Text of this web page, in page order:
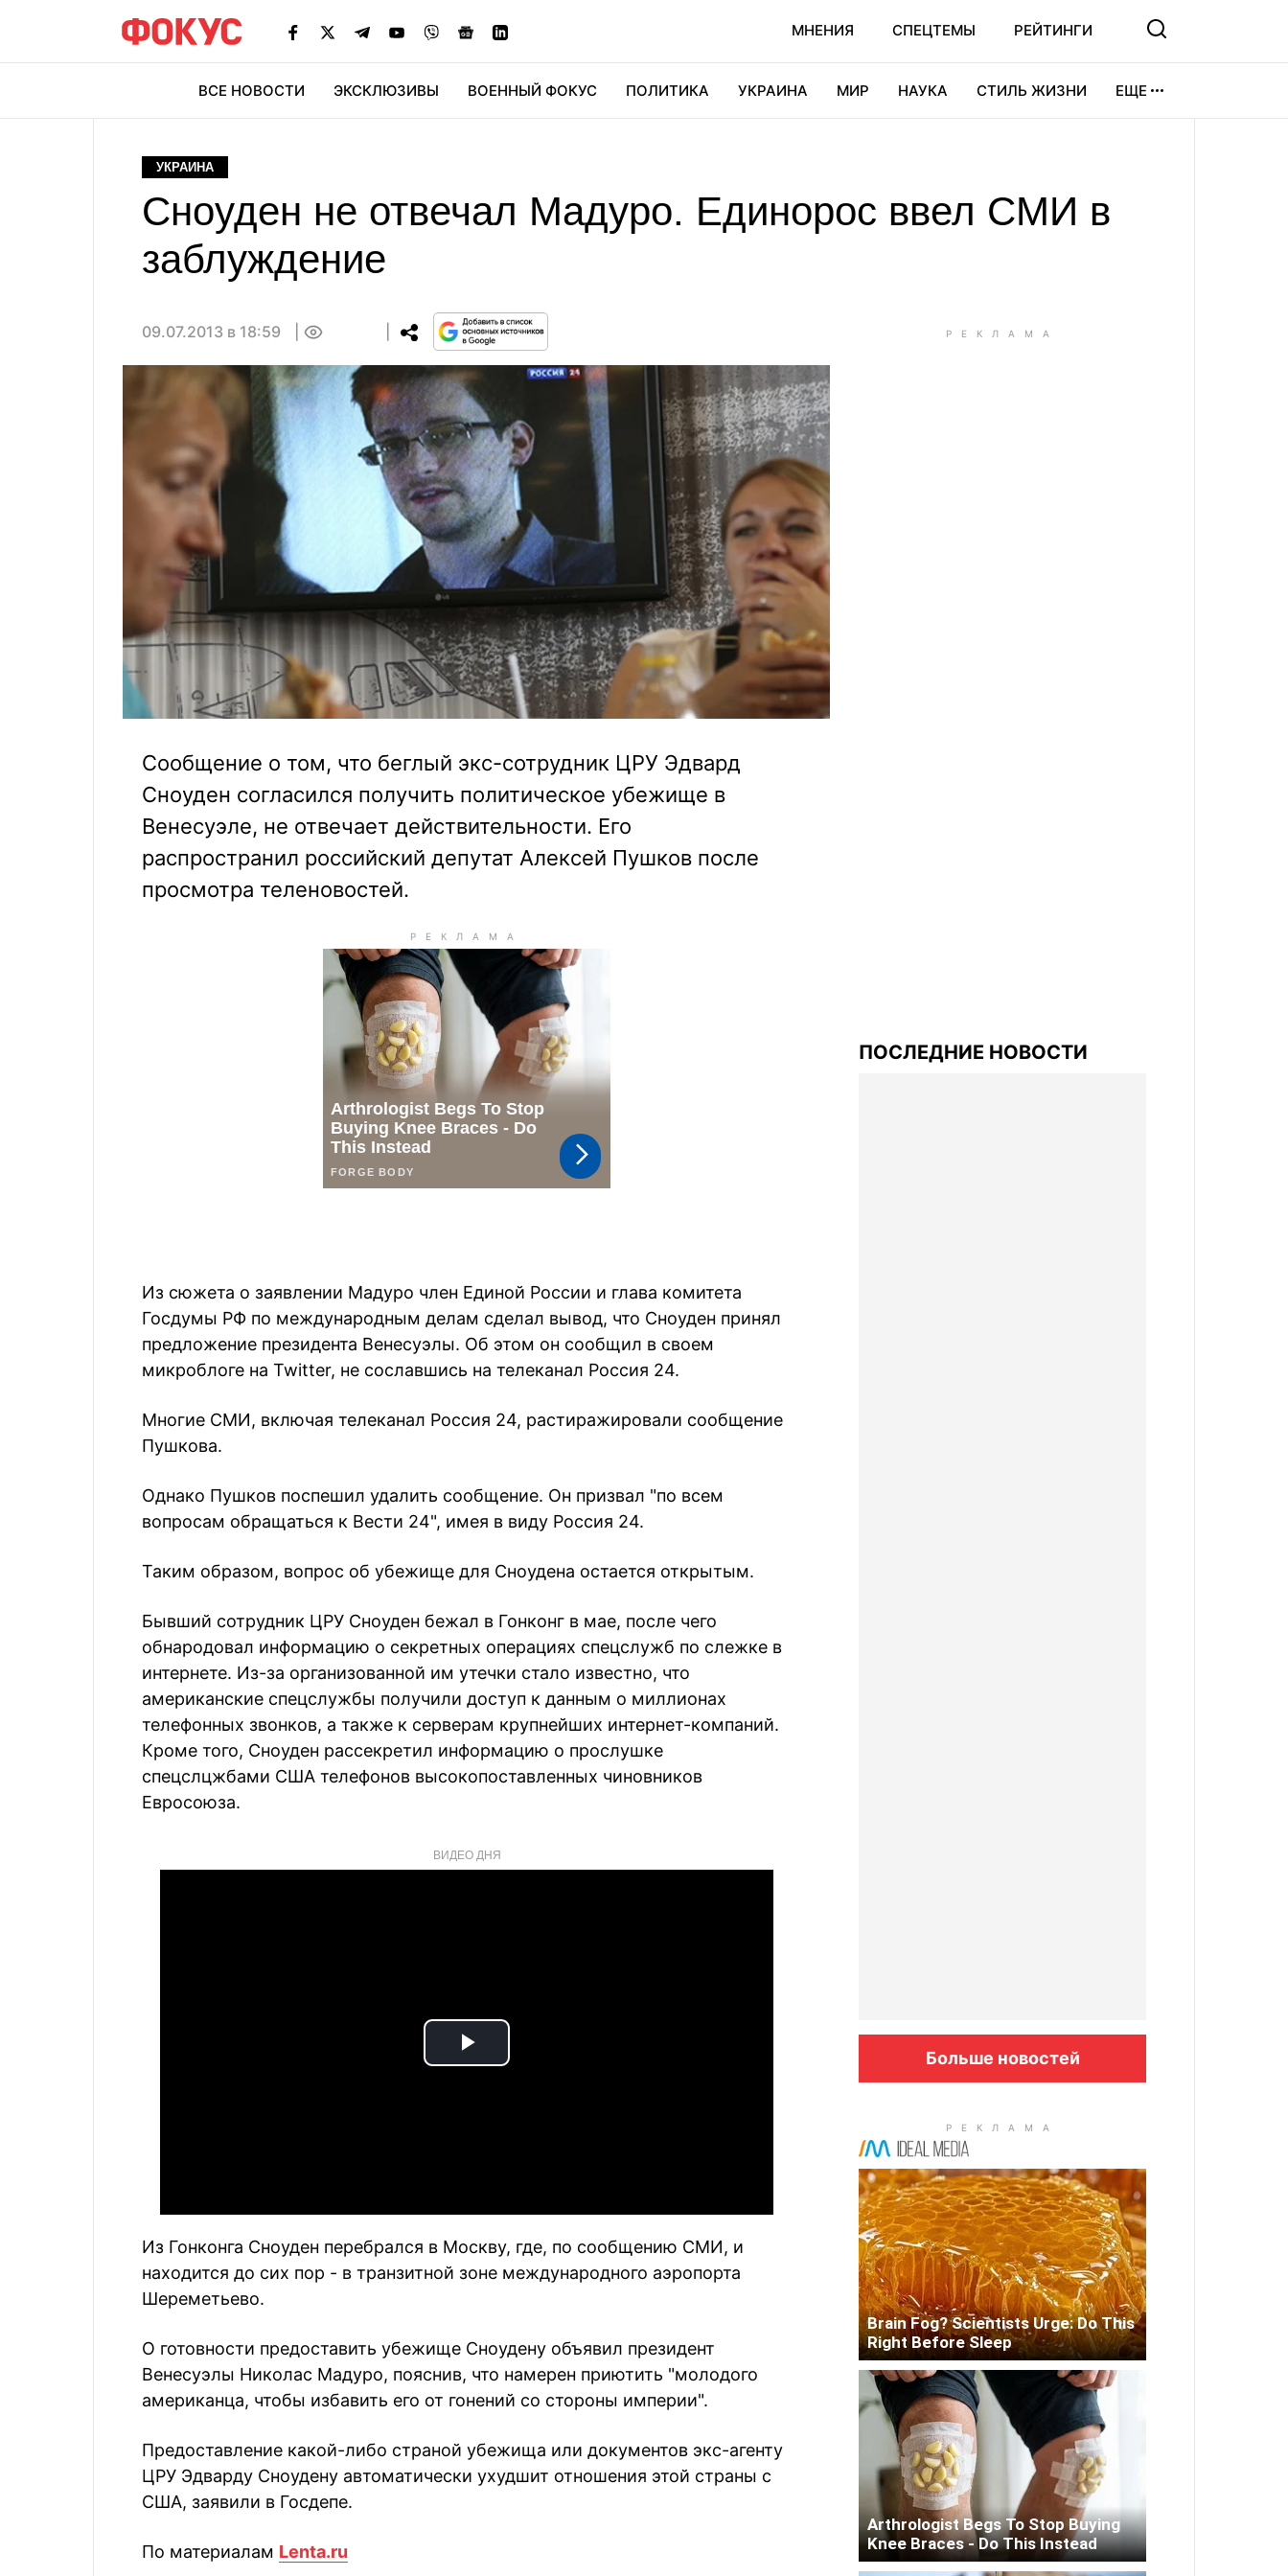
МНЕНИЯ СПЕЦТЕМЫ РЕЙТИНГИ
ВСЕ НОВОСТИ ЭКСКЛЮЗИВЫ ВОЕННЫЙ ФОКУС ПОЛИТИКА УКРАИНА МИР НАУКА СТИЛЬ ЖИЗНИ ЕЩЕ
УКРАИНА
Сноуден не отвечал Мадуро. Единорос ввел СМИ в
заблуждение
09.07.2013 в 18:59
Сообщение о том, что беглый экс-сотрудник ЦРУ Эдвард
Сноуден согласился получить политическое убежище в
Венесуэле, не отвечает действительности. Его
распространил российский депутат Алексей Пушков после
просмотра теленовостей.
Из сюжета о заявлении Мадуро член Единой России и глава комитета
Госдумы РФ по международным делам сделал вывод, что Сноуден принял
предложение президента Венесуэлы. Об этом он сообщил в своем
микроблоге на Twitter, не сославшись на телеканал Россия 24.
Многие СМИ, включая телеканал Россия 24, растиражировали сообщение
Пушкова.
Однако Пушков поспешил удалить сообщение. Он призвал "по всем
вопросам обращаться к Вести 24", имея в виду Россия 24.
Таким образом, вопрос об убежище для Сноудена остается открытым.
Бывший сотрудник ЦРУ Сноуден бежал в Гонконг в мае, после чего
обнародовал информацию о секретных операциях спецслужб по слежке в
интернете. Из-за организованной им утечки стало известно, что
американские спецслужбы получили доступ к данным о миллионах
телефонных звонков, а также к серверам крупнейших интернет-компаний.
Кроме того, Сноуден рассекретил информацию о прослушке
спецслцжбами CША телефонов высокопоставленных чиновников
Евросоюза.
ВИДЕО ДНЯ
Play
Из Гонконга Сноуден перебрался в Москву, где, по сообщению СМИ, и
находится до сих пор - в транзитной зоне международного аэропорта
Шереметьево.
О готовности предоставить убежище Сноудену объявил президент
Венесуэлы Николас Мадуро, пояснив, что намерен приютить "молодого
американца, чтобы избавить его от гонений со стороны империи".
Предоставление какой-либо страной убежища или документов экс-агенту
ЦРУ Эдварду Сноудену автоматически ухудшит отношения этой страны с
США, заявили в Госдепе.
По материалам Lenta.ru
ПОСЛЕДНИЕ НОВОСТИ
Больше новостей